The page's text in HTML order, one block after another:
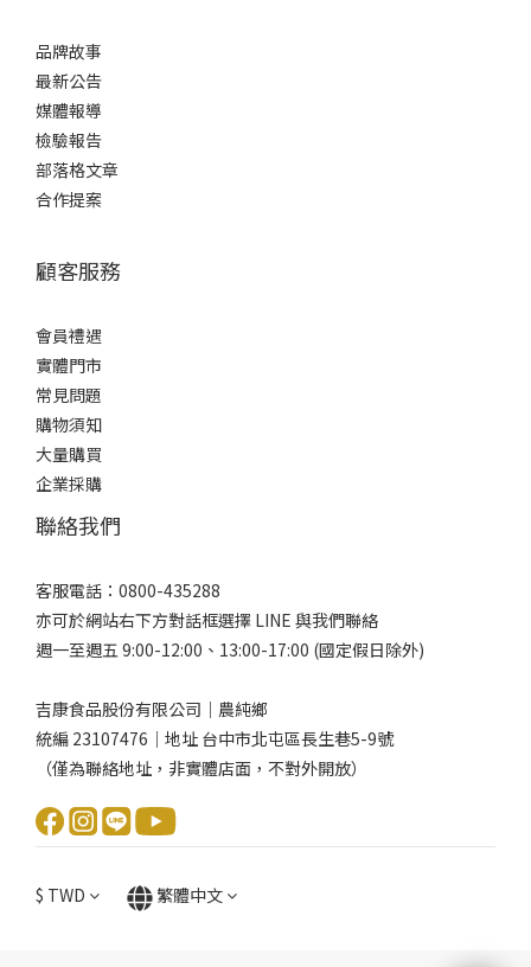
品牌故事
最新公告
媒體報導
檢驗報告
部落格文章
合作提案
顧客服務
會員禮遇
實體門市
常見問題
購物須知
大量購買
企業採購
聯絡我們
客服電話：0800-435288
亦可於網站右下方對話框選擇 LINE 與我們聯絡
週一至週五 9:00-12:00、13:00-17:00 (國定假日除外)
吉康食品股份有限公司｜農純鄉
統編 23107476｜地址 台中市北屯區長生巷5-9號
（僅為聯絡地址，非實體店面，不對外開放）
$ TWD 繁體中文